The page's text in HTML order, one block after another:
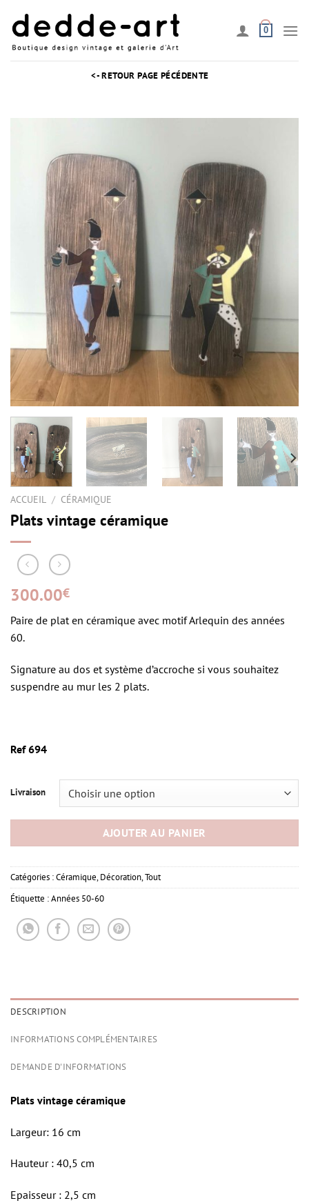
contenu
0
<- RETOUR PAGE PÉCÉDENTE
ACCUEIL / CÉRAMIQUE
Plats vintage céramique
300.00€
Paire de plat en céramique avec motif Arlequin des années
60.
Signature au dos et système d’accroche si vous souhaitez
suspendre au mur les 2 plats.
Ref 694
Livraison
AJOUTER AU PANIER
Catégories :Céramique,Décoration,Tout
Étiquette :Années 50-60
DESCRIPTION
INFORMATIONS COMPLÉMENTAIRES
DEMANDE D'INFORMATIONS
Plats vintage céramique
Largeur: 16 cm
Hauteur : 40,5 cm
Epaisseur : 2,5 cm